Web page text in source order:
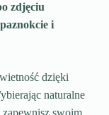
zdjęciu
i
dzięki
naturalne